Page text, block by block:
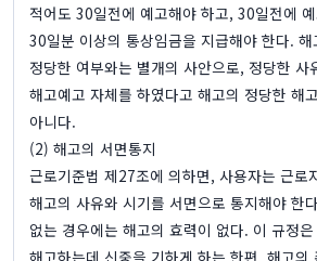
적어도 30일전에 예고해야 하고, 30일전에
30일분 이상의 통상임금을 지급해야 한다.
정당한 여부와는 별개의 사안으로, 정당한 사
해고예고 자체를 하였다고 해고의 정당한 해
아니다.
(2) 해고의 서면통지
근로기준법 제27조에 의하면, 사용자는 근로
해고의 사유와 시기를 서면으로 통지해야 한
없는 경우에는 해고의 효력이 없다. 이 규정
해고하는데 신중을 기하게 하는 한편, 해고의